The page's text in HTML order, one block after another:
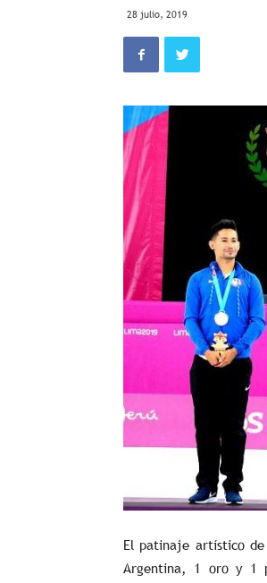
28 julio, 2019
El patinaje artístico de
Argentina, 1 oro y 1